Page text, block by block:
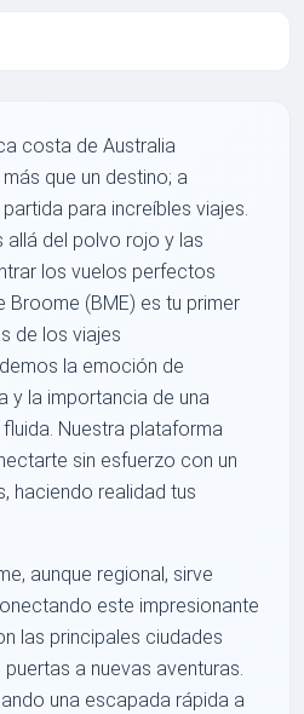
costa de Australia
que un destino; a
para increíbles viajes.
allá del polvo rojo y las
los vuelos perfectos
Broome (BME) es tu primer
de los viajes
la emoción de
y la importancia de una
Nuestra plataforma
sin esfuerzo con un
haciendo realidad tus
aunque regional, sirve
este impresionante
las principales ciudades
a nuevas aventuras.
una escapada rápida a